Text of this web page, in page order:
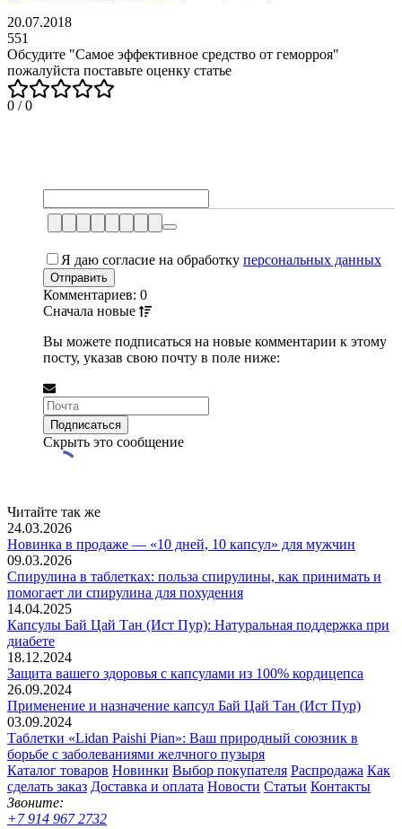
20.07.2018
551
Обсудите "Самое эффективное средство от геморроя"
пожалуйста поставьте оценку статье
0 /0
Я даю согласие на обработку персональных данных
Комментариев: 0
Сначала новые
Вы можете подписаться на новые комментарии к этому
посту, указав свою почту в поле ниже:
Скрыть это сообщение
Читайте так же
24.03.2026
Новинка в продаже — «10 дней, 10 капсул» для мужчин
09.03.2026
Спирулина в таблетках: польза спирулины, как принимать и
помогает ли спирулина для похудения
14.04.2025
Капсулы Бай Цай Тан (Ист Пур): Натуральная поддержка при
диабете
18.12.2024
Защита вашего здоровья с капсулами из 100% кордицепса
26.09.2024
Применение и назначение капсул Бай Цай Тан (Ист Пур)
03.09.2024
Таблетки «Lidan Paishi Pian»: Ваш природный союзник в
борьбе с заболеваниями желчного пузыря
Каталог товаров Новинки Выбор покупателя Распродажа Как
сделать заказ Доставка и оплата Новости Статьи Контакты
Звоните:
+7 914 967 2732